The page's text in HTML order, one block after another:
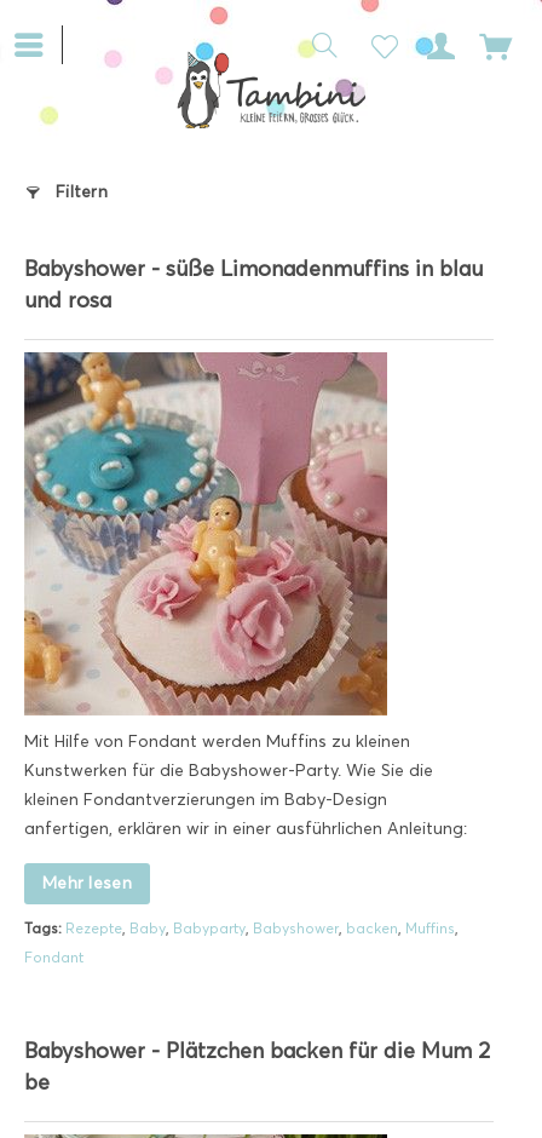
Filtern
Babyshower - süße Limonadenmuffins in blau
und rosa
Mit Hilfe von Fondant werden Muffins zu kleinen
Kunstwerken für die Babyshower-Party. Wie Sie die
kleinen Fondantverzierungen im Baby-Design
anfertigen, erklären wir in einer ausführlichen Anleitung:
Mehr lesen
Tags: Rezepte, Baby, Babyparty, Babyshower, backen, Muffins,
Fondant
Babyshower - Plätzchen backen für die Mum 2
be